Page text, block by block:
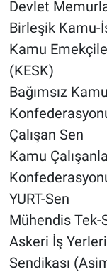
Devlet
Birleşik Kamu-
Kamu
(KESK)
Bağımsız
Çalışan Sen
Kamu
YURT-Sen
Mühendis Tek-
Askeri İş
Sendikası